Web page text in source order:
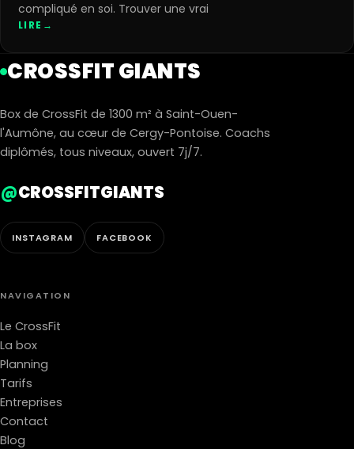
compliqué en soi. Trouver une vrai
LIRE →
CROSSFIT GIANTS
Box de CrossFit de 1300 m² à Saint-Ouen-
l'Aumône, au cœur de Cergy-Pontoise. Coachs
diplômés, tous niveaux, ouvert 7j/7.
@CROSSFITGIANTS
INSTAGRAM FACEBOOK
NAVIGATION
Le CrossFit
La box
Planning
Tarifs
Entreprises
Contact
Blog